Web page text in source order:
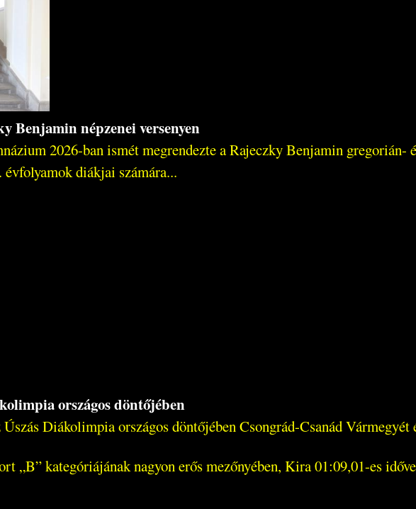
Benjamin népzenei versenyen
2026-ban ismét megrendezte a Rajeczky Benjamin gregorián-
diákjai számára...
országos döntőjében
Úszás Diákolimpia országos döntőjében Csongrád-Csanád
„B” kategóriájának nagyon erős mezőnyében, Kira 01:09,01-es